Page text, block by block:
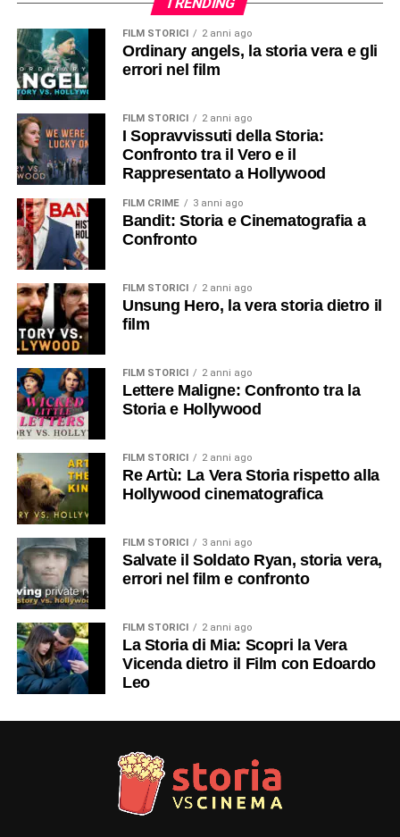
FILM STORICI 2 anni ago
Ordinary angels, la storia vera e gli
errori nel film
FILM STORICI 2 anni ago
I Sopravvissuti della Storia:
Confronto tra il Vero e il
Rappresentato a Hollywood
FILM CRIME 3 anni ago
Bandit: Storia e Cinematografia a
Confronto
FILM STORICI 2 anni ago
Unsung Hero, la vera storia dietro il
film
FILM STORICI 2 anni ago
Lettere Maligne: Confronto tra la
Storia e Hollywood
FILM STORICI 2 anni ago
Re Artù: La Vera Storia rispetto alla
Hollywood cinematografica
FILM STORICI 3 anni ago
Salvate il Soldato Ryan, storia vera,
errori nel film e confronto
FILM STORICI 2 anni ago
La Storia di Mia: Scopri la Vera
Vicenda dietro il Film con Edoardo
Leo